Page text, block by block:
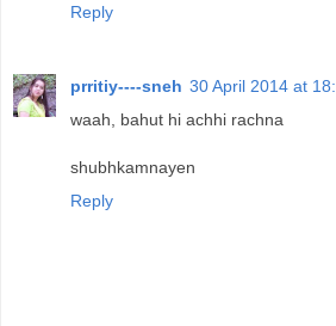
Reply
prritiy----sneh 30 April 2014 at
waah, bahut hi achhi rachna
shubhkamnayen
Reply